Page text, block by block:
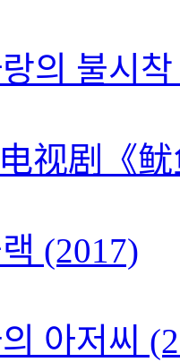
의 불시
视剧《
(2017)
아저씨